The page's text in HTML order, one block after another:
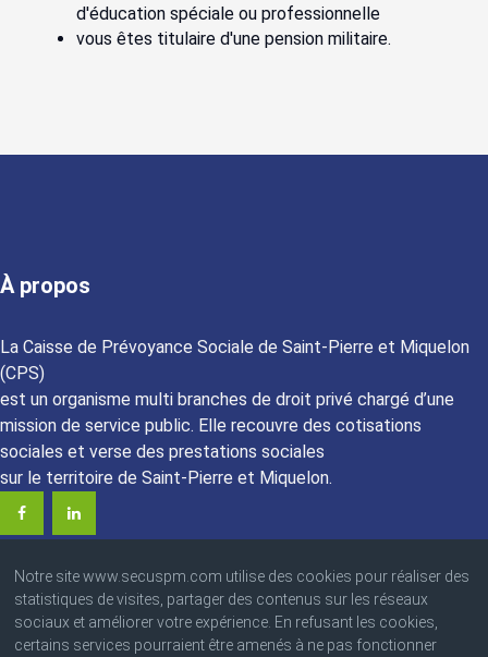
d'éducation spéciale ou professionnelle
vous êtes titulaire d'une pension militaire.
À propos
La Caisse de Prévoyance Sociale de Saint-Pierre et Miquelon
(CPS)
est un organisme multi branches de droit privé chargé d’une
mission de service public. Elle recouvre des cotisations
sociales et verse des prestations sociales
sur le territoire de Saint-Pierre et Miquelon.
Notre site www.secuspm.com utilise des cookies pour réaliser des
statistiques de visites, partager des contenus sur les réseaux
sociaux et améliorer votre expérience. En refusant les cookies,
certains services pourraient être amenés à ne pas fonctionner